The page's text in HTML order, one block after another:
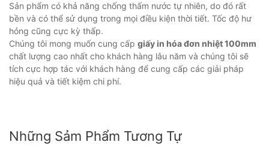
Sản phẩm có khả năng chống thấm nước tự nhiên, do đó rất
bền và có thể sử dụng trong mọi điều kiện thời tiết. Tốc độ hư
hỏng cũng cực kỳ thấp.
Chúng tôi mong muốn cung cấp giấy in hóa đơn nhiệt 100mm
chất lượng cao nhất cho khách hàng lâu năm và chúng tôi sẽ
tích cực hợp tác với khách hàng để cung cấp các giải pháp
hiệu quả và tiết kiệm chi phí.
Những Sảm Phẩm Tương Tự